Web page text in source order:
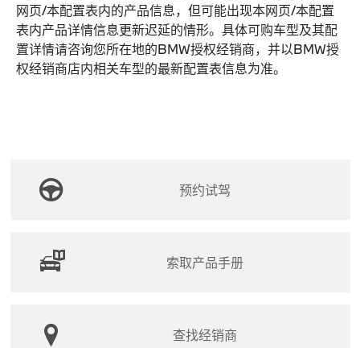
网页/本配置表内的产品信息，但可能出现本网页/本配置
表内产品详情信息更新迟延的情形。具体可购车型及其配
置详情请咨询您所在地的BMW授权经销商，并以BMW授
权经销商店内相关车型的最新配置表信息为准。
预约试驾
索取产品手册
查找经销商